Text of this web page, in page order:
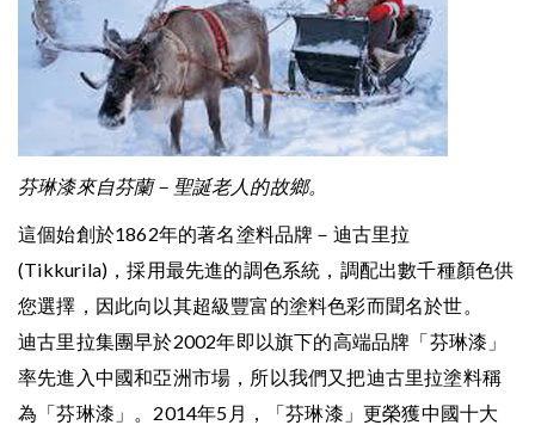
芬琳漆來自芬蘭－聖誕老人的故鄉。
這個始創於1862年的著名塗料品牌－迪古里拉
(Tikkurila)，採用最先進的調色系統，調配出數千種顏色供
您選擇，因此向以其超級豐富的塗料色彩而聞名於世。
迪古里拉集團早於2002年即以旗下的高端品牌「芬琳漆」
率先進入中國和亞洲市場，所以我們又把迪古里拉塗料稱
為「芬琳漆」。2014年5月，「芬琳漆」更榮獲中國十大